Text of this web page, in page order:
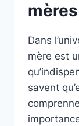
Dans
mère est
savent